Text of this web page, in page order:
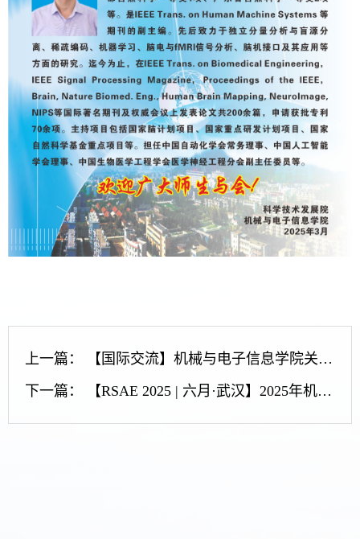
上一篇：
【国际交流】机械与电子信息学院关于开展2025年本硕暑期赴韩国汉阳大学访学活动的通知
下一篇：
【RSAE 2025 | 六月·武汉】2025年机器人系统与自动化工程国际会议征稿中